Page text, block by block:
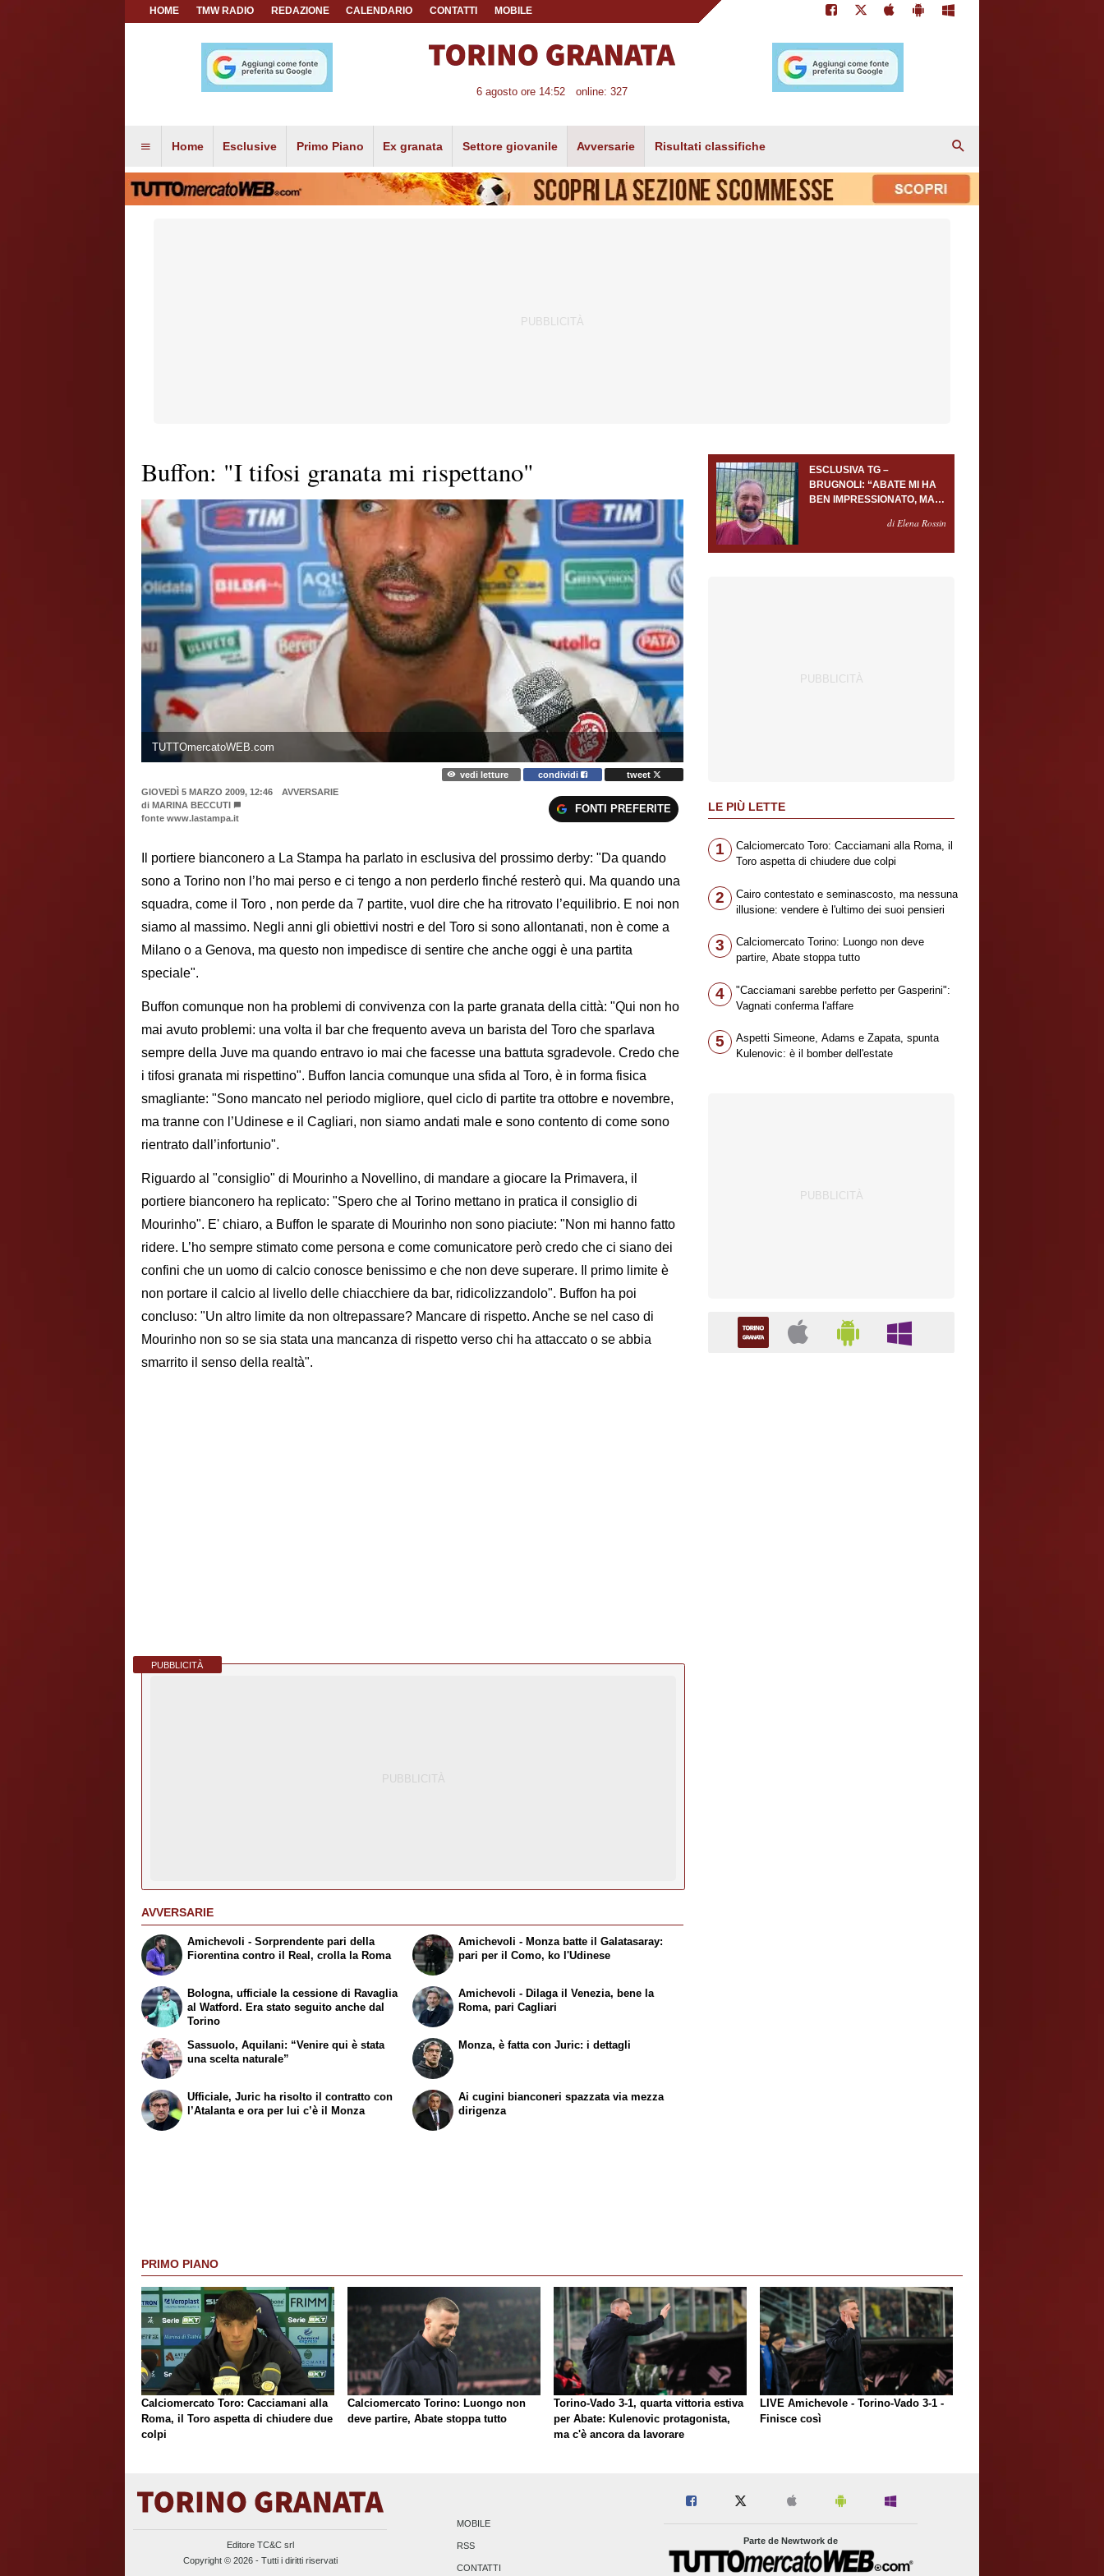
HOME TMW RADIO REDAZIONE CALENDARIO CONTATTI MOBILE
6 agosto ore 14:52 online: 327
Home Esclusive Primo Piano Ex granata Settore giovanile Avversarie Risultati classifiche
Buffon: "I tifosi granata mi rispettano"
TUTTOmercatoWEB.com
vedi letture condividi
tweet
GIOVEDÌ 5 MARZO 2009, 12:46
AVVERSARIE
di MARINA BECCUTI
fonte www.lastampa.it
FONTI PREFERITE
Il portiere bianconero a La Stampa ha parlato in esclusiva del prossimo derby: "Da quando
sono a Torino non l’ho mai perso e ci tengo a non perderlo finché resterò qui. Ma quando una
squadra, come il Toro , non perde da 7 partite, vuol dire che ha ritrovato l’equilibrio. E noi non
siamo al massimo. Negli anni gli obiettivi nostri e del Toro si sono allontanati, non è come a
Milano o a Genova, ma questo non impedisce di sentire che anche oggi è una partita
speciale".
Buffon comunque non ha problemi di convivenza con la parte granata della città: "Qui non ho
mai avuto problemi: una volta il bar che frequento aveva un barista del Toro che sparlava
sempre della Juve ma quando entravo io mai che facesse una battuta sgradevole. Credo che
i tifosi granata mi rispettino". Buffon lancia comunque una sfida al Toro, è in forma fisica
smagliante: "Sono mancato nel periodo migliore, quel ciclo di partite tra ottobre e novembre,
ma tranne con l’Udinese e il Cagliari, non siamo andati male e sono contento di come sono
rientrato dall’infortunio".
Riguardo al "consiglio" di Mourinho a Novellino, di mandare a giocare la Primavera, il
portiere bianconero ha replicato: "Spero che al Torino mettano in pratica il consiglio di
Mourinho". E' chiaro, a Buffon le sparate di Mourinho non sono piaciute: "Non mi hanno fatto
ridere. L’ho sempre stimato come persona e come comunicatore però credo che ci siano dei
confini che un uomo di calcio conosce benissimo e che non deve superare. Il primo limite è
non portare il calcio al livello delle chiacchiere da bar, ridicolizzandolo". Buffon ha poi
concluso: "Un altro limite da non oltrepassare? Mancare di rispetto. Anche se nel caso di
Mourinho non so se sia stata una mancanza di rispetto verso chi ha attaccato o se abbia
smarrito il senso della realtà".
PUBBLICITÀ
AVVERSARIE
Amichevoli - Sorprendente pari della
Fiorentina contro il Real, crolla la Roma
Bologna, ufficiale la cessione di Ravaglia
al Watford. Era stato seguito anche dal
Torino
Amichevoli - Monza batte il Galatasaray:
pari per il Como, ko l'Udinese
Amichevoli - Dilaga il Venezia, bene la
Roma, pari Cagliari
Sassuolo, Aquilani: “Venire qui è stata
una scelta naturale”
Ufficiale, Juric ha risolto il contratto con
l’Atalanta e ora per lui c’è il Monza
Monza, è fatta con Juric: i dettagli
Ai cugini bianconeri spazzata via mezza
dirigenza
ESCLUSIVA TG –
BRUGNOLI: “ABATE MI HA
BEN IMPRESSIONATO, MA
PORTIERE SERVONOdi Elena Rossin
LE PIÙ LETTE
1
Calciomercato Toro: Cacciamani alla Roma, il
Toro aspetta di chiudere due colpi
2
Cairo contestato e seminascosto, ma nessuna
illusione: vendere è l'ultimo dei suoi pensieri
3
Calciomercato Torino: Luongo non deve
partire, Abate stoppa tutto
4
"Cacciamani sarebbe perfetto per Gasperini":
Vagnati conferma l'affare
5
Aspetti Simeone, Adams e Zapata, spunta
Kulenovic: è il bomber dell'estate
PRIMO PIANO
Calciomercato Toro: Cacciamani alla
Roma, il Toro aspetta di chiudere due
colpi
Calciomercato Torino: Luongo non
deve partire, Abate stoppa tutto
Torino-Vado 3-1, quarta vittoria estiva
per Abate: Kulenovic protagonista,
ma c'è ancora da lavorare
LIVE Amichevole - Torino-Vado 3-1 -
Finisce così
Editore TC&C srl
Copyright © 2026 - Tutti i diritti riservati
MOBILE
RSS
CONTATTI
Parte de Newtwork de